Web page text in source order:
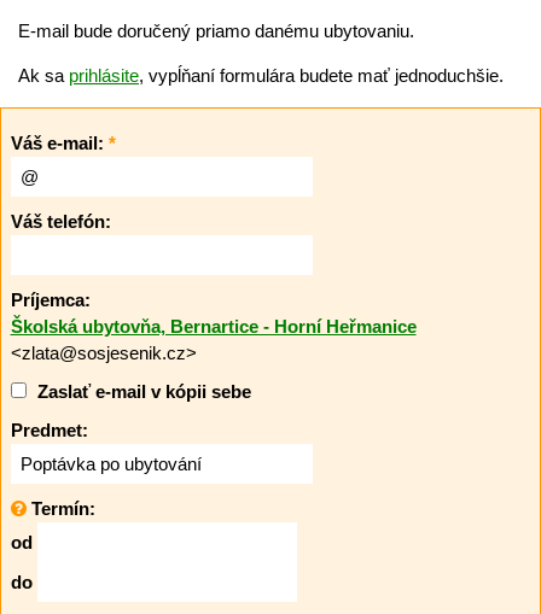
E-mail bude doručený priamo danému ubytovaniu.
Ak sa prihlásite, vypĺňaní formulára budete mať jednoduchšie.
Váš e-mail: *
Váš telefón:
Príjemca:
Školská ubytovňa, Bernartice - Horní Heřmanice
<zlata@sosjesenik.cz>
Zaslať e-mail v kópii sebe
Predmet:
Termín:
od
do